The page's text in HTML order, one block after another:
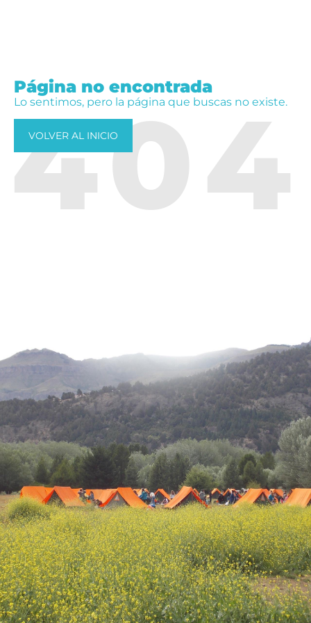
Página no encontrada
Lo sentimos, pero la página que buscas no existe.
VOLVER AL INICIO
404